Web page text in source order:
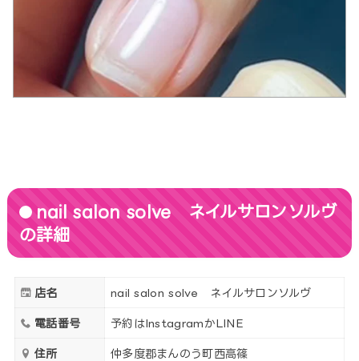
nail salon solve ネイルサロンソルヴ
の詳細
店名 nail salon solve ネイルサロンソルヴ
電話番号 予約はInstagramかLINE
住所 仲多度郡まんのう町西高篠